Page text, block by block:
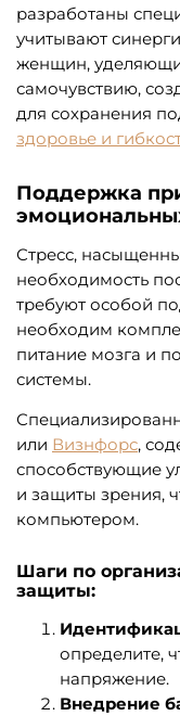
разработаны
учитывают
женщин,
самочувствию,
для сохранения
здоровье и
Поддержка
Стресс,
необходимость
требуют особой
необходим
питание мозга и
системы.
или Визнфорс,
способствующие
и защиты зрения,
компьютером.
Шаги по
защиты:
определите,
напряжение.
Внедрение